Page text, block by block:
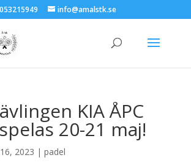
053215949 info@amalstk.se
KIA ÅPC
20-21 maj!
2023 | padel